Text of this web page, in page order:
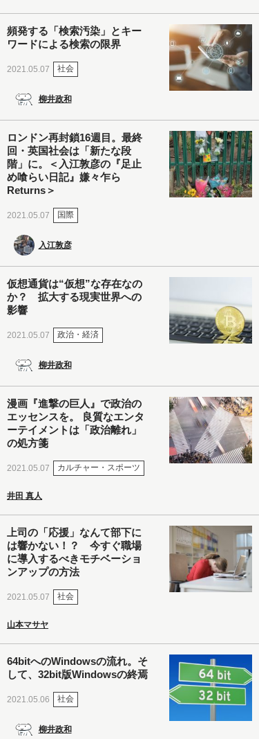
頻発する「検索汚染」とキー
ワードによる検索の限界
2021.05.07 社会
柳井政和
ロンドン再封鎖16週目。最終
回・英国社会は「新たな段
階」に。＜入江敦彦の『足止
め喰らい日記』嫌々乍ら
Returns＞
2021.05.07 国際
入江敦彦
仮想通貨は“仮想”な存在なの
か？ 拡大する現実世界への
影響
2021.05.07 政治・経済
柳井政和
漫画『進撃の巨人』で政治の
エッセンスを。 良質なエンタ
ーテイメントは「政治離れ」
の処方箋
2021.05.07 カルチャー・スポーツ
井田 真人
上司の「応援」なんて部下に
は響かない！？ 今すぐ職場
に導入するべきモチベーショ
ンアップの方法
2021.05.07 社会
山本マサヤ
64bitへのWindowsの流れ。そ
して、32bit版Windowsの終焉
2021.05.06 社会
柳井政和